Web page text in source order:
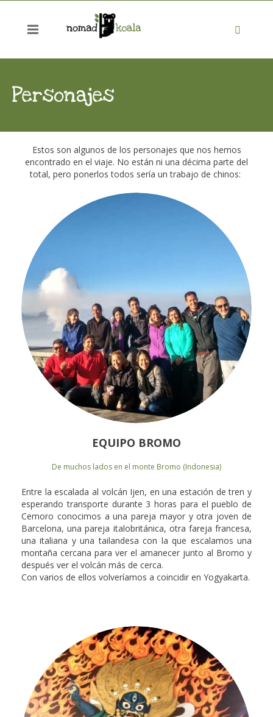
Personajes
Estos son algunos de los personajes que nos hemos
encontrado en el viaje. No están ni una décima parte del
total, pero ponerlos todos sería un trabajo de chinos:
EQUIPO BROMO
De muchos lados en el monte Bromo (Indonesia)
Entre la escalada al volcán Ijen, en una estación de tren y
esperando transporte durante 3 horas para el pueblo de
Cemoro conocimos a una pareja mayor y otra joven de
Barcelona, una pareja italobritánica, otra fareja francesa,
una italiana y una tailandesa con la que escalamos una
montaña cercana para ver el amanecer junto al Bromo y
después ver el volcán más de cerca.
Con varios de ellos volveríamos a coincidir en Yogyakarta.